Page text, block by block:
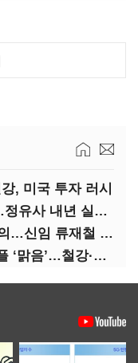
, 미국 투자 러시
정제마진 회복에 PX 반등까지…정유사 내년 실적 기대
LG전자, 19일 전사 확대경영회의…신임 류재철 사장 주관
내년 산업 기상도…“반도체·디플 ‘맑음’…철강·석화 ‘흐림’”